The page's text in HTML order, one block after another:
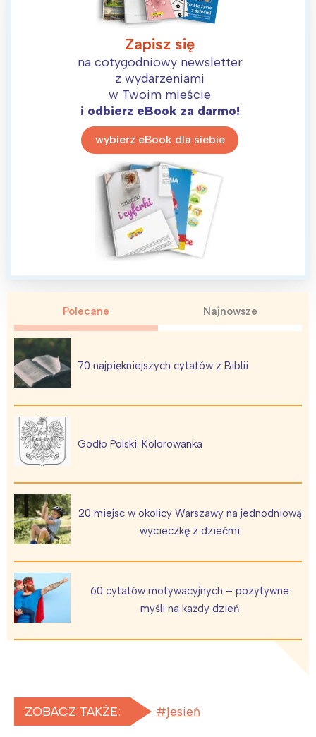
Zapisz się
na cotygodniowy newsletter
z wydarzeniami
w Twoim mieście
i odbierz eBook za darmo!
wybierz eBook dla siebie
Polecane Najnowsze
70 najpiękniejszych cytatów z Biblii
Godło Polski. Kolorowanka
20 miejsc w okolicy Warszawy na jednodniową
wycieczkę z dziećmi
60 cytatów motywacyjnych – pozytywne
myśli na każdy dzień
ZOBACZ TAKŻE: jesień
Kraków
Północ
Wszystkie
Wybieram